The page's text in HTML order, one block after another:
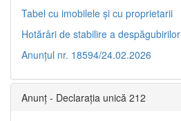
Tabel cu imobilele și cu proprietarii
Hotărâri de stabilire a despăgubirilor
Anunțul nr. 18594/24.02.2026
Anunț - Declarația unică 212